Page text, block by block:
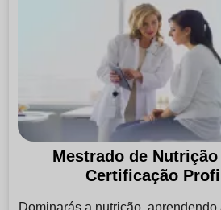
Mestrado de
Certificação